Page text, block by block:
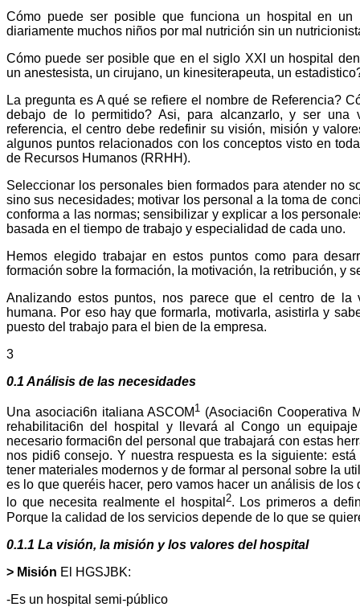
Cómo puede ser posible que funciona un hospital en un
diariamente muchos niños por mal nutrición sin un
Cómo puede ser posible que en el siglo XXI un hospital
un anestesista, un cirujano, un kinesiterapeuta, un
La pregunta es A qué se refiere el nombre de Referencia?
debajo de lo permitido? Asi, para alcanzarlo, y ser una
referencia, el centro debe redefinir su visión, misión y
algunos puntos relacionados con los conceptos visto en
de Recursos Humanos (RRHH).
Seleccionar los personales bien formados para atender no
sino sus necesidades; motivar los personal a la toma de
conforma a las normas; sensibilizar y explicar a los
basada en el tiempo de trabajo y especialidad de cada uno.
Hemos elegido trabajar en estos puntos como para
formación sobre la formación, la motivación, la retribución, y
Analizando estos puntos, nos parece que el centro de la
humana. Por eso hay que formarla, motivarla, asistirla y
puesto del trabajo para el bien de la empresa.
3
0.1 Análisis de las necesidades
Una asociaci6n italiana ASCOM 1 (Asociaci6n Cooperativa
rehabilitaci6n del hospital y llevará al Congo un
necesario formaci6n del personal que trabajará con estas
nos pidi6 consejo. Y nuestra respuesta es la siguiente:
tener materiales modernos y de formar al personal sobre la
es lo que queréis hacer, pero vamos hacer un análisis de
lo que necesita realmente el hospital 2. Los primeros a
Porque la calidad de los servicios depende de lo que se
0.1.1 La visión, la misión y los valores del hospital
> Misión El HGSJBK:
-Es un hospital semi-público